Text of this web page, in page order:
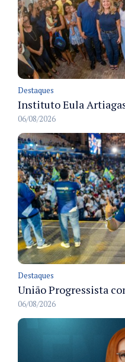
Destaques
06/08/2026
Destaques
06/08/2026